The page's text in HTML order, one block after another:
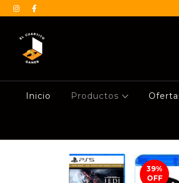
Inicio Productos
39%
OFF